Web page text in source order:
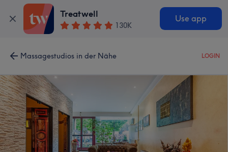
Treatwell
130K
Use app
Massagestudios in der Nähe LOGIN